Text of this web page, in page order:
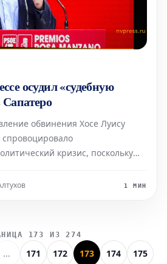
осудил «судебную
обвинения Хосе Луису
спровоцировало
кризис, поскольку
1 МИН
173 ИЗ 274
... 171 172 173 174 175